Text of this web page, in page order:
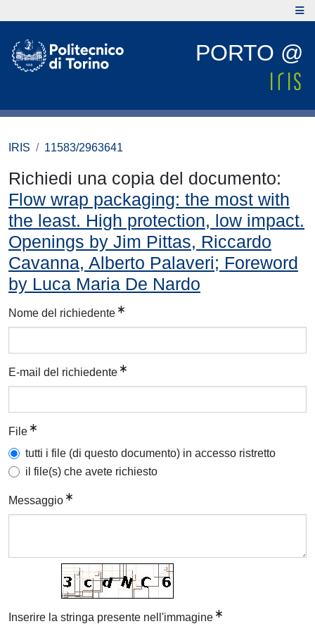
PORTO @
IRIS 11583/2963641
Richiedi una copia del documento:
Flow wrap packaging: the most with
the least. High protection, low impact.
Openings by Jim Pittas, Riccardo
Cavanna, Alberto Palaveri; Foreword
by Luca Maria De Nardo
Nome del richiedente
E-mail del richiedente
File
tutti i file (di questo documento) in accesso ristretto
il file(s) che avete richiesto
Messaggio
Inserire la stringa presente nell'immagine